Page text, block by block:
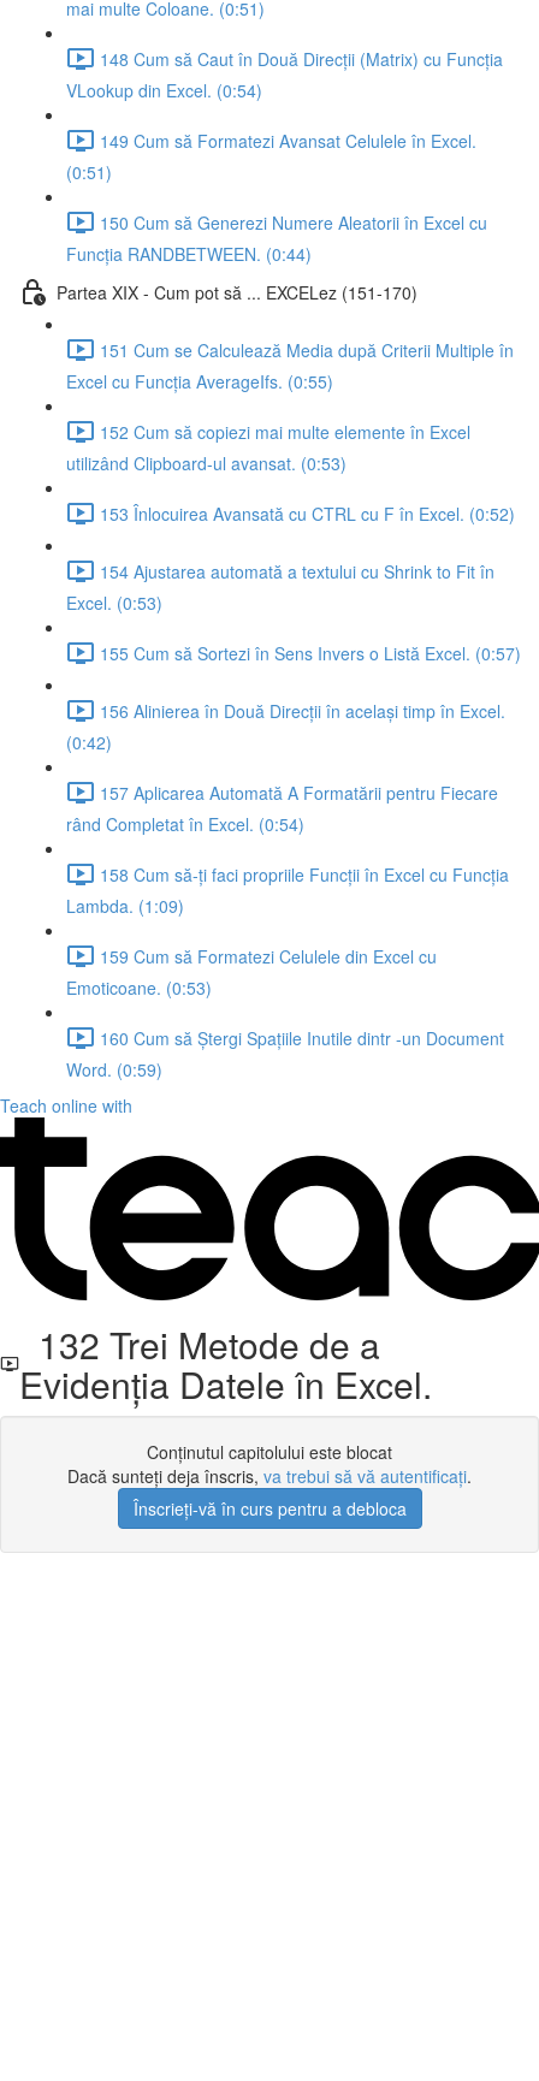
mai multe Coloane. (0:51)
148 Cum să Caut în Două Direcții (Matrix) cu Funcția
VLookup din Excel. (0:54)
149 Cum să Formatezi Avansat Celulele în Excel.
(0:51)
150 Cum să Generezi Numere Aleatorii în Excel cu
Funcția RANDBETWEEN. (0:44)
Partea XIX - Cum pot să ... EXCELez (151-170)
151 Cum se Calculează Media după Criterii Multiple în
Excel cu Funcția AverageIfs. (0:55)
152 Cum să copiezi mai multe elemente în Excel
utilizând Clipboard-ul avansat. (0:53)
153 Înlocuirea Avansată cu CTRL cu F în Excel. (0:52)
154 Ajustarea automată a textului cu Shrink to Fit în
Excel. (0:53)
155 Cum să Sortezi în Sens Invers o Listă Excel. (0:57)
156 Alinierea în Două Direcții în același timp în Excel.
(0:42)
157 Aplicarea Automată A Formatării pentru Fiecare
rând Completat în Excel. (0:54)
158 Cum să-ți faci propriile Funcții în Excel cu Funcția
Lambda. (1:09)
159 Cum să Formatezi Celulele din Excel cu
Emoticoane. (0:53)
160 Cum să Ștergi Spațiile Inutile dintr -un Document
Word. (0:59)
Teach online with
132 Trei Metode de a
Evidenția Datele în Excel.
Conținutul capitolului este blocat
Dacă sunteți deja înscris, va trebui să vă autentificați.
Înscrieți-vă în curs pentru a debloca